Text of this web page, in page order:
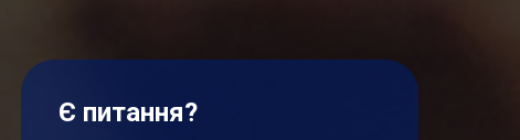
Є питання?